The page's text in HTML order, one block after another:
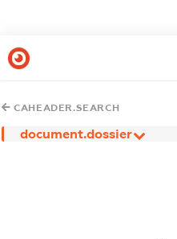
CAHEADER.SEARCH
document.dossier